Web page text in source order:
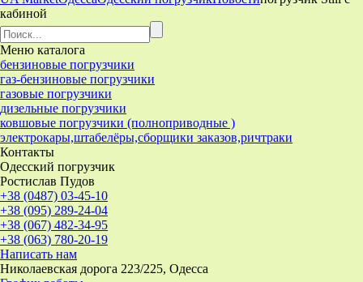
кабиной
Меню каталога
бензиновые погрузчики
газ-бензиновые погрузчики
газовые погрузчики
дизельные погрузчики
ковшовые погрузчики (полноприводные )
электрокары,штабелёры,сборщики заказов,ричтраки
Контакты
Одесский погрузчик
Ростислав Пудов
+38 (0487) 03-45-10
+38 (095) 289-24-04
+38 (067) 482-34-95
+38 (063) 780-20-19
Написать нам
Николаевская дорога 223/225, Одесса